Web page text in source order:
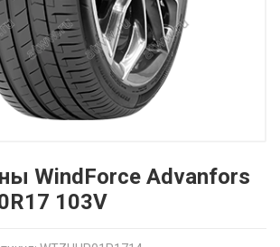
WindForce Advanfors
103V